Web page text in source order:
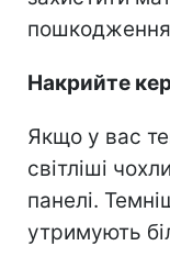
Накрийте
Якщо у вас
світліші
панелі.
утримують